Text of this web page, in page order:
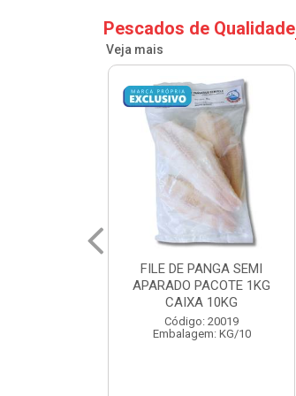
Pescados de Qualidade
Veja mais
POLACA DESFIADA
PESCAMARES PCT5KG
CX10KG
Código: 20161
Embalagem: KG/10